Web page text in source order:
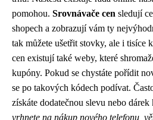
pomohou. Srovnávače cen sledují
shopech a zobrazují vám ty
tak můžete ušetřit stovky, ale i tisíce
cen existují také weby, které
kupóny. Pokud se chystáte pořídit
se po takových kódech podívat.
získáte dodatečnou slevu nebo dárek
vrhnete na nákup nového telefonu,